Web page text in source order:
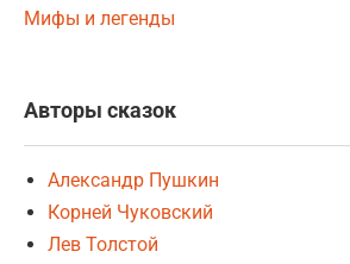
Мифы и легенды
Авторы сказок
Александр Пушкин
Корней Чуковский
Лев Толстой